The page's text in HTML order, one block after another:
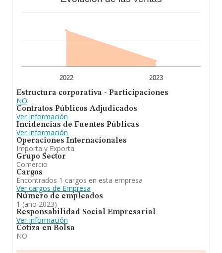
2022 2023
Estructura corporativa - Participaciones
NO
Contratos Públicos Adjudicados
Ver Información
Incidencias de Fuentes Públicas
Ver Información
Operaciones Internacionales
Importa y Exporta
Grupo Sector
Comercio
Cargos
Encontrados 1 cargos en esta empresa
Ver cargos de Empresa
Número de empleados
1 (año 2023)
Responsabilidad Social Empresarial
Ver Información
Cotiza en Bolsa
NO